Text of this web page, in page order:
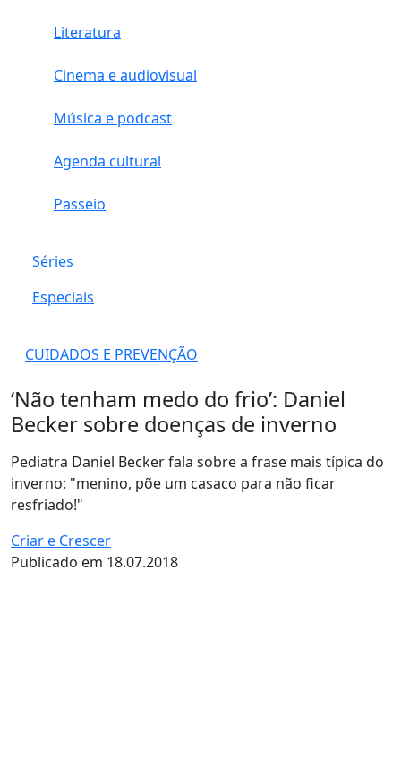
Literatura
Cinema e audiovisual
Música e podcast
Agenda cultural
Passeio
Séries
Especiais
CUIDADOS E PREVENÇÃO
‘Não tenham medo do frio’: Daniel
Becker sobre doenças de inverno
Pediatra Daniel Becker fala sobre a frase mais típica do
inverno: "menino, põe um casaco para não ficar
resfriado!"
Criar e Crescer
Publicado em 18.07.2018